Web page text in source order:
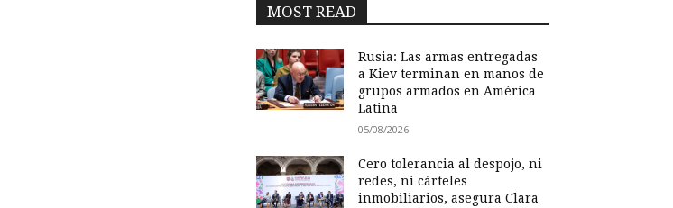
MOST READ
Rusia: Las armas entregadas
a Kiev terminan en manos de
grupos armados en América
Latina
05/08/2026
Cero tolerancia al despojo, ni
redes, ni cárteles
inmobiliarios, asegura Clara